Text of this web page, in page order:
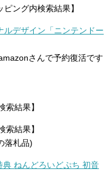
ピング内検索結果】
デザイン「ニンテンドー
さんで予約復活です
索結果】
索結果】
落札品)
ねんどろいどぷち 初音